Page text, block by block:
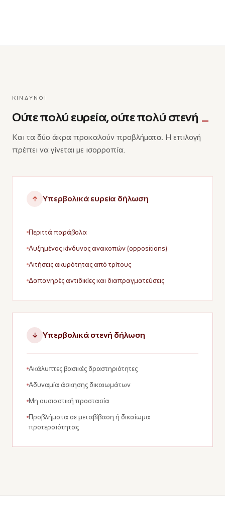
ΚΊΝΔΥΝΟΙ
Ούτε πολύ ευρεία, ούτε πολύ στενή
Και τα δύο άκρα προκαλούν προβλήματα. Η επιλογή
πρέπει να γίνεται με ισορροπία.
↑ Υπερβολικά ευρεία δήλωση
Περιττά παράβολα
Αυξημένος κίνδυνος ανακοπών (oppositions)
Αιτήσεις ακυρότητας από τρίτους
Δαπανηρές αντιδικίες και διαπραγματεύσεις
↓ Υπερβολικά στενή δήλωση
Ακάλυπτες βασικές δραστηριότητες
Αδυναμία άσκησης δικαιωμάτων
Μη ουσιαστική προστασία
Προβλήματα σε μεταβίβαση ή δικαίωμα
προτεραιότητας